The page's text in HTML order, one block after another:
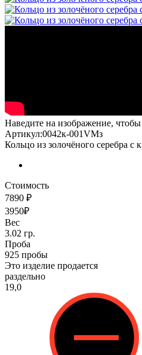
Наведите на изображение, чтобы
Артикул:0042к-001VMз
Кольцо из золочёного серебра
Стоимость
7890 ₽
3950₽
Вес
3.02 гр.
Проба
925 пробы
Это изделие продается
раздельно
19,0